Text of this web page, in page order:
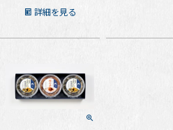
詳細を見る